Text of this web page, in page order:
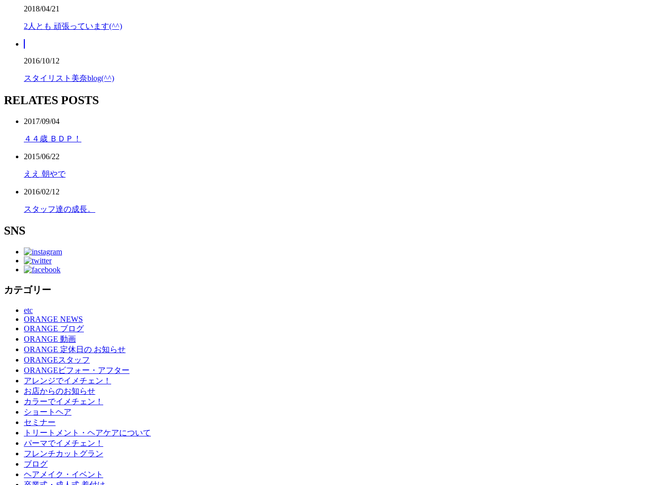
2018/04/21
2人とも 頑張っています(^^)
2016/10/12
スタイリスト美奈blog(^^)
RELATES POSTS
2017/09/04
４４歳 ＢＤＰ！
2015/06/22
ええ 朝やで
2016/02/12
スタッフ達の成長。
SNS
カテゴリー
etc
ORANGE NEWS
ORANGE ブログ
ORANGE 動画
ORANGE 定休日の お知らせ
ORANGEスタッフ
ORANGEビフォー・アフター
アレンジでイメチェン！
お店からのお知らせ
カラーでイメチェン！
ショートヘア
セミナー
トリートメント・ヘアケアについて
パーマでイメチェン！
フレンチカットグラン
ブログ
ヘアメイク・イベント